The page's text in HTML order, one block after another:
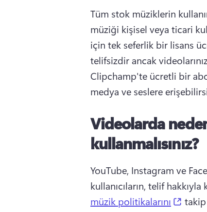
Tüm stok müziklerin
müziği kişisel veya ticari
için tek seferlik bir lisans
Clipchamp'te ücretli bir
medya ve seslere
Videolarda
kullanmalısınız?
YouTube, Instagram ve
kullanıcıların, telif
müzik politikalarını